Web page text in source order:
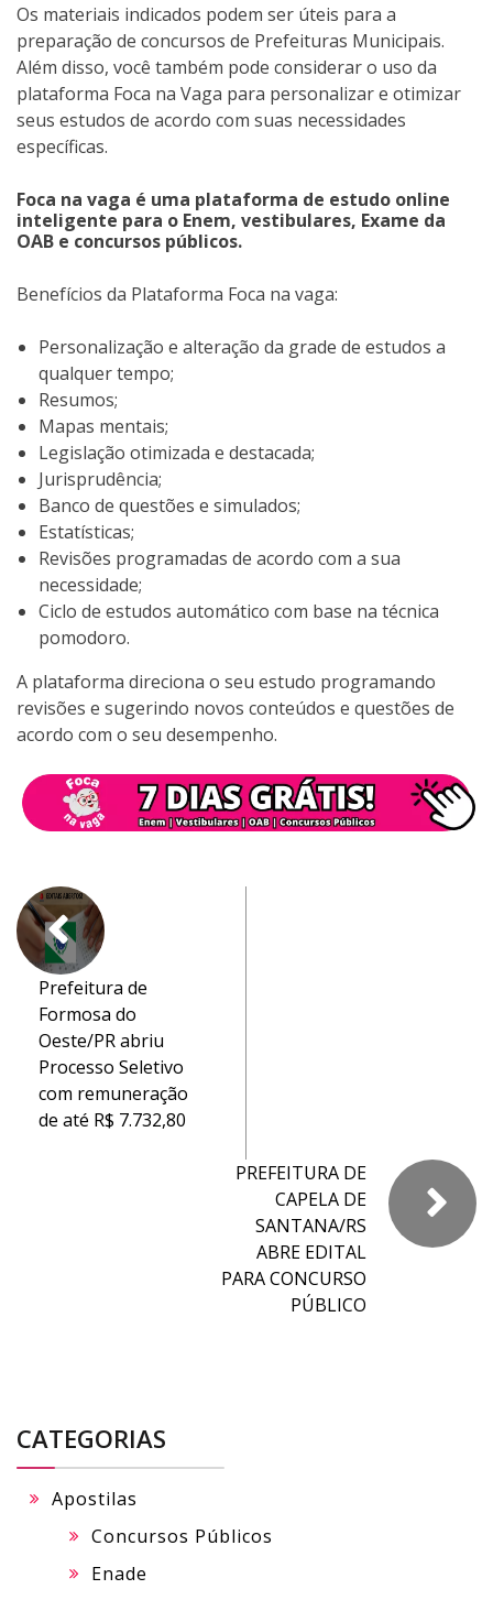
Os materiais indicados podem ser úteis para a
preparação de concursos de Prefeituras Municipais.
Além disso, você também pode considerar o uso da
plataforma Foca na Vaga para personalizar e otimizar
seus estudos de acordo com suas necessidades
específicas.
Foca na vaga é uma plataforma de estudo online
inteligente para o Enem, vestibulares, Exame da
OAB e concursos públicos.
Benefícios da Plataforma Foca na vaga:
Personalização e alteração da grade de estudos a
qualquer tempo;
Resumos;
Mapas mentais;
Legislação otimizada e destacada;
Jurisprudência;
Banco de questões e simulados;
Estatísticas;
Revisões programadas de acordo com a sua
necessidade;
Ciclo de estudos automático com base na técnica
pomodoro.
A plataforma direciona o seu estudo programando
revisões e sugerindo novos conteúdos e questões de
acordo com o seu desempenho.
Prefeitura de
Formosa do
Oeste/PR abriu
Processo Seletivo
com remuneração
de até R$ 7.732,80
PREFEITURA DE
CAPELA DE
SANTANA/RS
ABRE EDITAL
PARA CONCURSO
PÚBLICO
CATEGORIAS
Apostilas
Concursos Públicos
Enade